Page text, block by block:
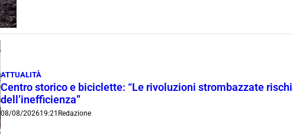
ATTUALITÀ
Centro storico e biciclette: “Le rivoluzioni strombazzate
dell’inefficienza”
08/08/202619:21 Redazione